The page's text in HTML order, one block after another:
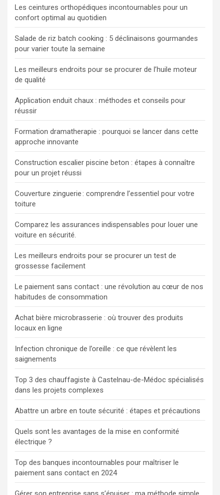
Les ceintures orthopédiques incontournables pour un
confort optimal au quotidien
Salade de riz batch cooking : 5 déclinaisons gourmandes
pour varier toute la semaine
Les meilleurs endroits pour se procurer de l’huile moteur
de qualité
Application enduit chaux : méthodes et conseils pour
réussir
Formation dramatherapie : pourquoi se lancer dans cette
approche innovante
Construction escalier piscine beton : étapes à connaître
pour un projet réussi
Couverture zinguerie : comprendre l’essentiel pour votre
toiture
Comparez les assurances indispensables pour louer une
voiture en sécurité.
Les meilleurs endroits pour se procurer un test de
grossesse facilement
Le paiement sans contact : une révolution au cœur de nos
habitudes de consommation
Achat bière microbrasserie : où trouver des produits
locaux en ligne
Infection chronique de l’oreille : ce que révèlent les
saignements
Top 3 des chauffagiste à Castelnau-de-Médoc spécialisés
dans les projets complexes
Abattre un arbre en toute sécurité : étapes et précautions
Quels sont les avantages de la mise en conformité
électrique ?
Top des banques incontournables pour maîtriser le
paiement sans contact en 2024